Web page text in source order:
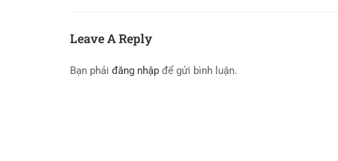
Leave A Reply
Bạn phải đăng nhập để gửi bình luận.